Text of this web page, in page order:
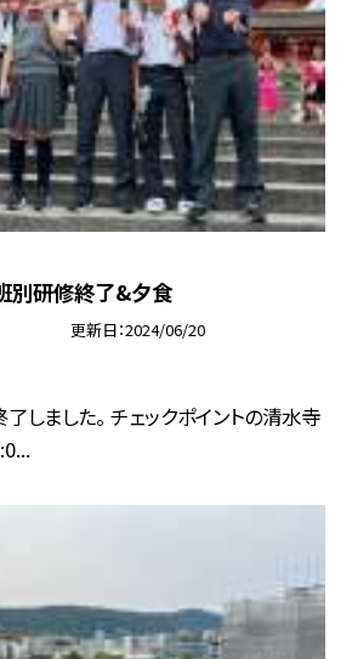
研修終了&夕食
更新日 2024/06/20
しました。 チェックポイントの清水寺